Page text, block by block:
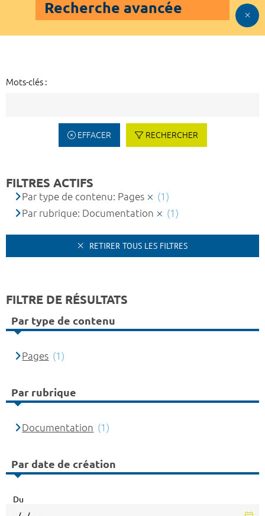
Recherche avancée
Mots-clés :
EFFACER RECHERCHER
FILTRES ACTIFS
Par type de contenu: Pages
(1)
Par rubrique: Documentation
(1)
RETIRER TOUS LES FILTRES
FILTRE DE RÉSULTATS
Par type de contenu
Pages (1)
Par rubrique
Documentation (1)
Par date de création
Du